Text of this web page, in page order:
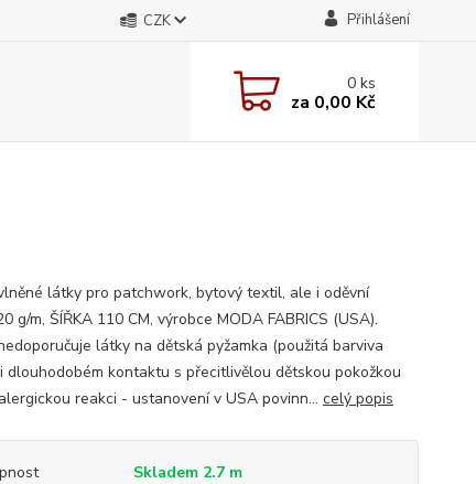
CZK Přihlášení
0ks
za 0,00 Kč
látky pro patchwork, bytový textil, ale i oděvní
g/m, ŠÍŘKA 110 CM, výrobce MODA FABRICS (USA).
látky na dětská pyžamka (použitá barviva
dlouhodobém kontaktu s přecitlivělou dětskou pokožkou
reakci - ustanovení v USA povinn... celý popis
Skladem 2.7 m